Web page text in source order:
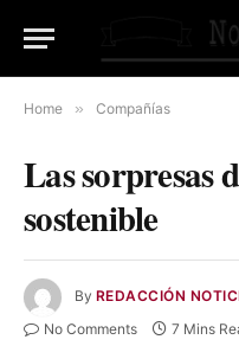
Home » Compañías
Las sorpresas
sostenible
By REDACCIÓN
No Comments 7 Mins